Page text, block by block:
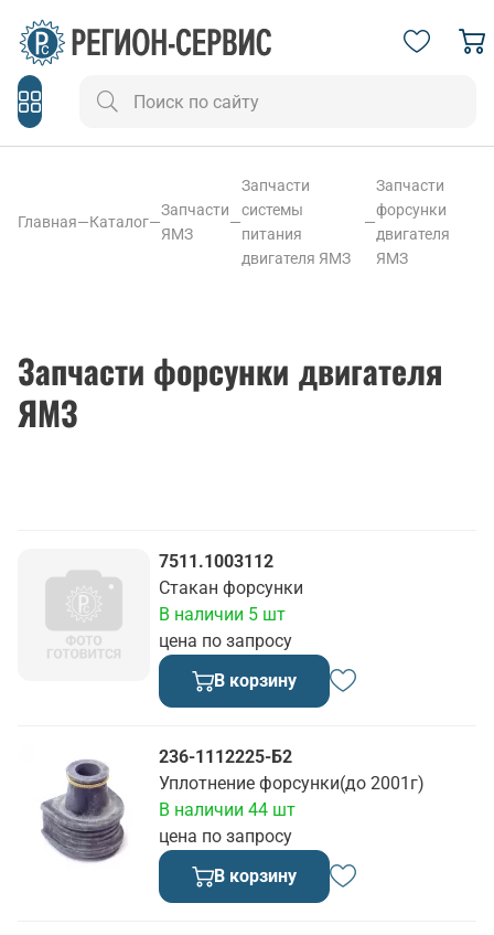
Главная—Каталог—
Запчасти
ЯМЗ
—
Запчасти
системы
питания
двигателя ЯМЗ
—
Запчасти
форсунки
двигателя
ЯМЗ
Запчасти форсунки двигателя
ЯМЗ
7511.1003112
Стакан форсунки
цена по запросу
В наличии 5 шт
В корзину
236-1112225-Б2
Уплотнение форсунки(до 2001г)
цена по запросу
В наличии 44 шт
В корзину